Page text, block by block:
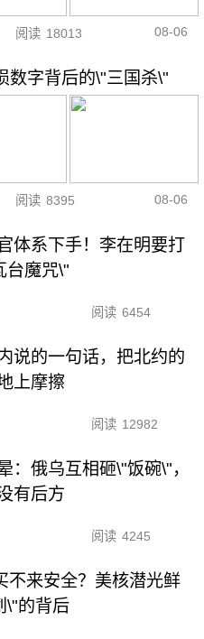
阅读 18013 08-06
数字背后的\"三国杀\"
阅读 8395 08-06
体系下手！李在明要打
台魔咒\"
阅读 6454
说的一句话，把北约的
上摩擦
阅读 12982
：俄乌互相砸\"饭碗\"，
有后方
阅读 4245
不来安全？美核潜光鲜
\"的背后